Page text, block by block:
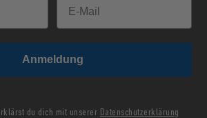
Anmeldung
du dich mit unserer Datenschutzerklärung